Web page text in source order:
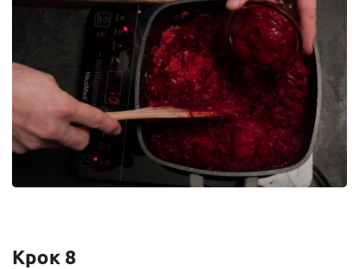
Крок 8